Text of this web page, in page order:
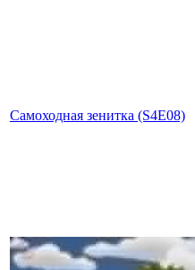
Самоходная зенитка (S4E08)